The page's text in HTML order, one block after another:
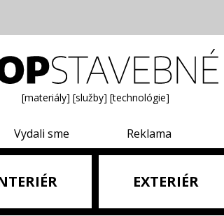
[materiály] [služby] [technológie]
Vydali sme Reklama
EXTERIÉR